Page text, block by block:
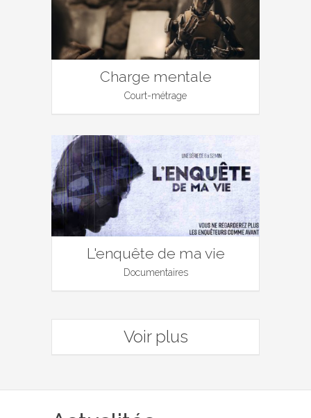
Charge mentale
Court-métrage
L'enquête de ma vie
Documentaires
Voir plus